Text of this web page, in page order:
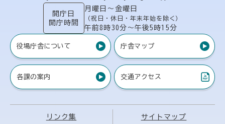
開庁日
開庁時間
月曜日〜金曜日
（祝日・休日・年末年始を除く）
午前8時30分〜午後5時15分
役場庁舎について 庁舎マップ
各課の案内 交通アクセス
（PDF）
リンク集 サイトマップ